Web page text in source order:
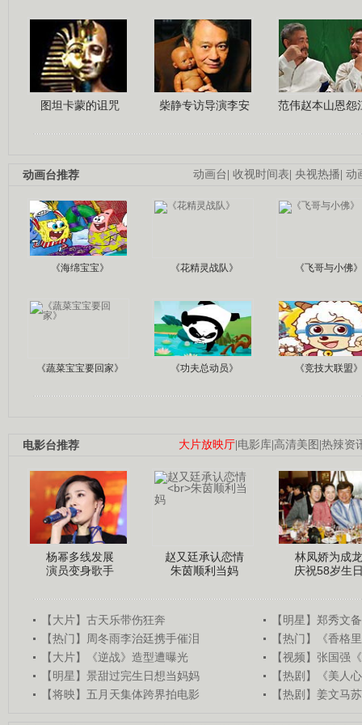
图坦卡蒙的诅咒 柴静专访导演李安 范伟赵本山恩怨
动画台| 收视时间表| 央视热播| 动
动画台推荐
《海绵宝宝》 《花精灵战队》 《飞哥与小佛》
《蔬菜宝宝要回家》 《功夫总动员》 《竞技大联盟》
大片放映厅|电影库|高清美图 |热辣资
电影台推荐
杨幂多线发展
演员变身歌手
赵又廷承认恋情
朱茵顺利当妈
林凤娇为成龙
庆祝58岁生
【大片】古天乐带伤狂奔
【明星】郑秀文
【热门】周冬雨李治廷携手催泪
【热门】《香格
【大片】《逆战》造型遭曝光
【视频】张国强
【明星】景甜过完生日想当妈妈
【热剧】《美人
【将映】五月天集体跨界拍电影
【热剧】姜文马